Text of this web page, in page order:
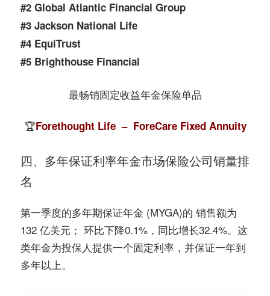
#2 Global Atlantic Financial Group
#3 Jackson National Life
#4 EquiTrust
#5 Brighthouse Financial
最畅销固定收益年金保险单品
🏆Forethought Life – ForeCare Fixed Annuity
四、多年保证利率年金市场保险公司销量排
名
第一季度的多年期保证年金 (MYGA)的 销售额为
132 亿美元； 环比下降0.1%，同比增长32.4%。这
类年金为投保人提供一个固定利率，并保证一年到
多年以上。